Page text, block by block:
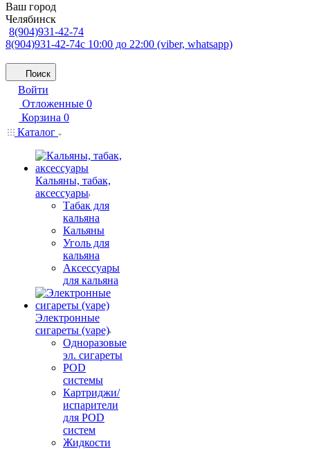
Ваш город
Челябинск
8(904)931-42-74
8(904)931-42-74с 10:00 до 22:00 (viber, whatsapp)
Поиск
Войти
Отложенные 0
Корзина 0
Каталог
Кальяны, табак,
аксессуары
Табак для
кальяна
Кальяны
Уголь для
кальяна
Аксессуары
для кальяна
Электронные
сигареты (vape)
Одноразовые
эл. сигареты
POD
системы
Картриджи/
испарители
для POD
систем
Жидкости